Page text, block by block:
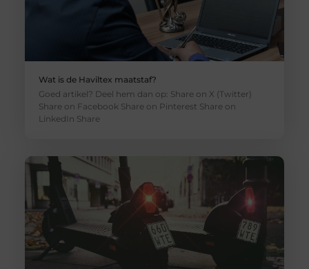
Wat is de Haviltex maatstaf?
Goed artikel? Deel hem dan op: Share on X (Twitter)
Share on Facebook Share on Pinterest Share on
LinkedIn Share